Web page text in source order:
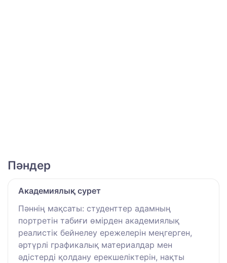
Пәндер
Академиялық сурет
Пәннің мақсаты: студенттер адамның
портретін табиғи өмірден академиялық
реалистік бейнелеу ережелерін меңгерген,
әртүрлі графикалық материалдар мен
әдістерді қолдану ерекшеліктерін, нақты